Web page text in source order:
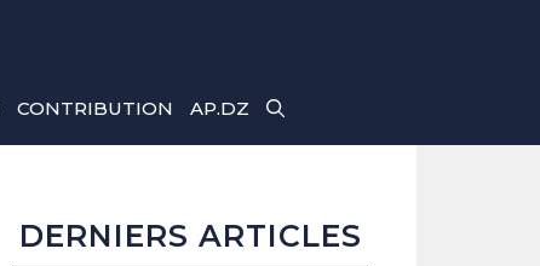
CONTRIBUTION AP.DZ
DERNIERS ARTICLES